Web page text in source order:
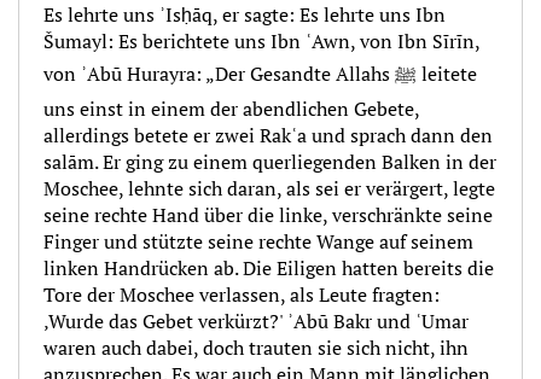
Es lehrte uns ʾIsḥāq, er sagte: Es lehrte uns Ibn
Šumayl: Es berichtete uns Ibn ʿAwn, von Ibn Sīrīn,
von ʾAbū Hurayra: „Der Gesandte Allahs ﷺ leitete
uns einst in einem der abendlichen Gebete,
allerdings betete er zwei Rakʿa und sprach dann den
salām. Er ging zu einem querliegenden Balken in der
Moschee, lehnte sich daran, als sei er verärgert, legte
seine rechte Hand über die linke, verschränkte seine
Finger und stützte seine rechte Wange auf seinem
linken Handrücken ab. Die Eiligen hatten bereits die
Tore der Moschee verlassen, als Leute fragten:
‚Wurde das Gebet verkürzt?' ʾAbū Bakr und ʿUmar
waren auch dabei, doch trauten sie sich nicht, ihn